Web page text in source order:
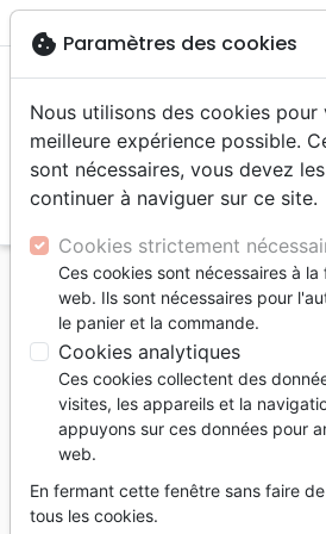
menu
Accueil Auteurs Barclay
William Barclay
Liste des produits par auteur
Filtrertune
Prière
cookie Paramètres des cookies
Nous utilisons des cookies
meilleure expérience possible.
sont nécessaires, vous devez
continuer à naviguer sur ce site.
Cookies strictement
Ces cookies sont nécessaires à
web. Ils sont nécessaires pour
le panier et la commande.
Cookies analytiques
Ces cookies collectent des
visites, les appareils et la
appuyons sur ces données pour
web.
En fermant cette fenêtre sans faire
tous les cookies.